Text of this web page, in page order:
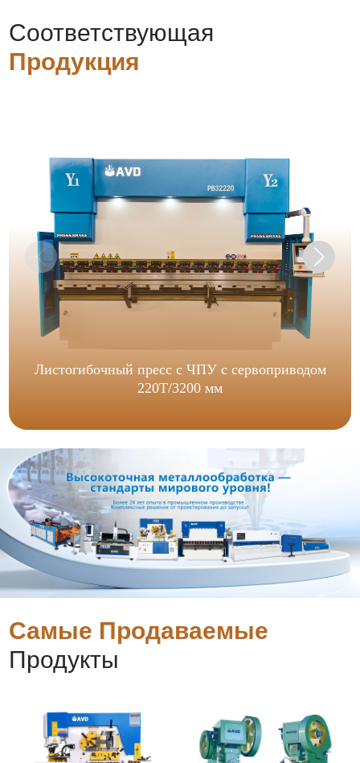
Соответствующая
Продукция
Листогибочный пресс с ЧПУ с сервоприводом
220T/3200 мм
Самые Продаваемые
Продукты